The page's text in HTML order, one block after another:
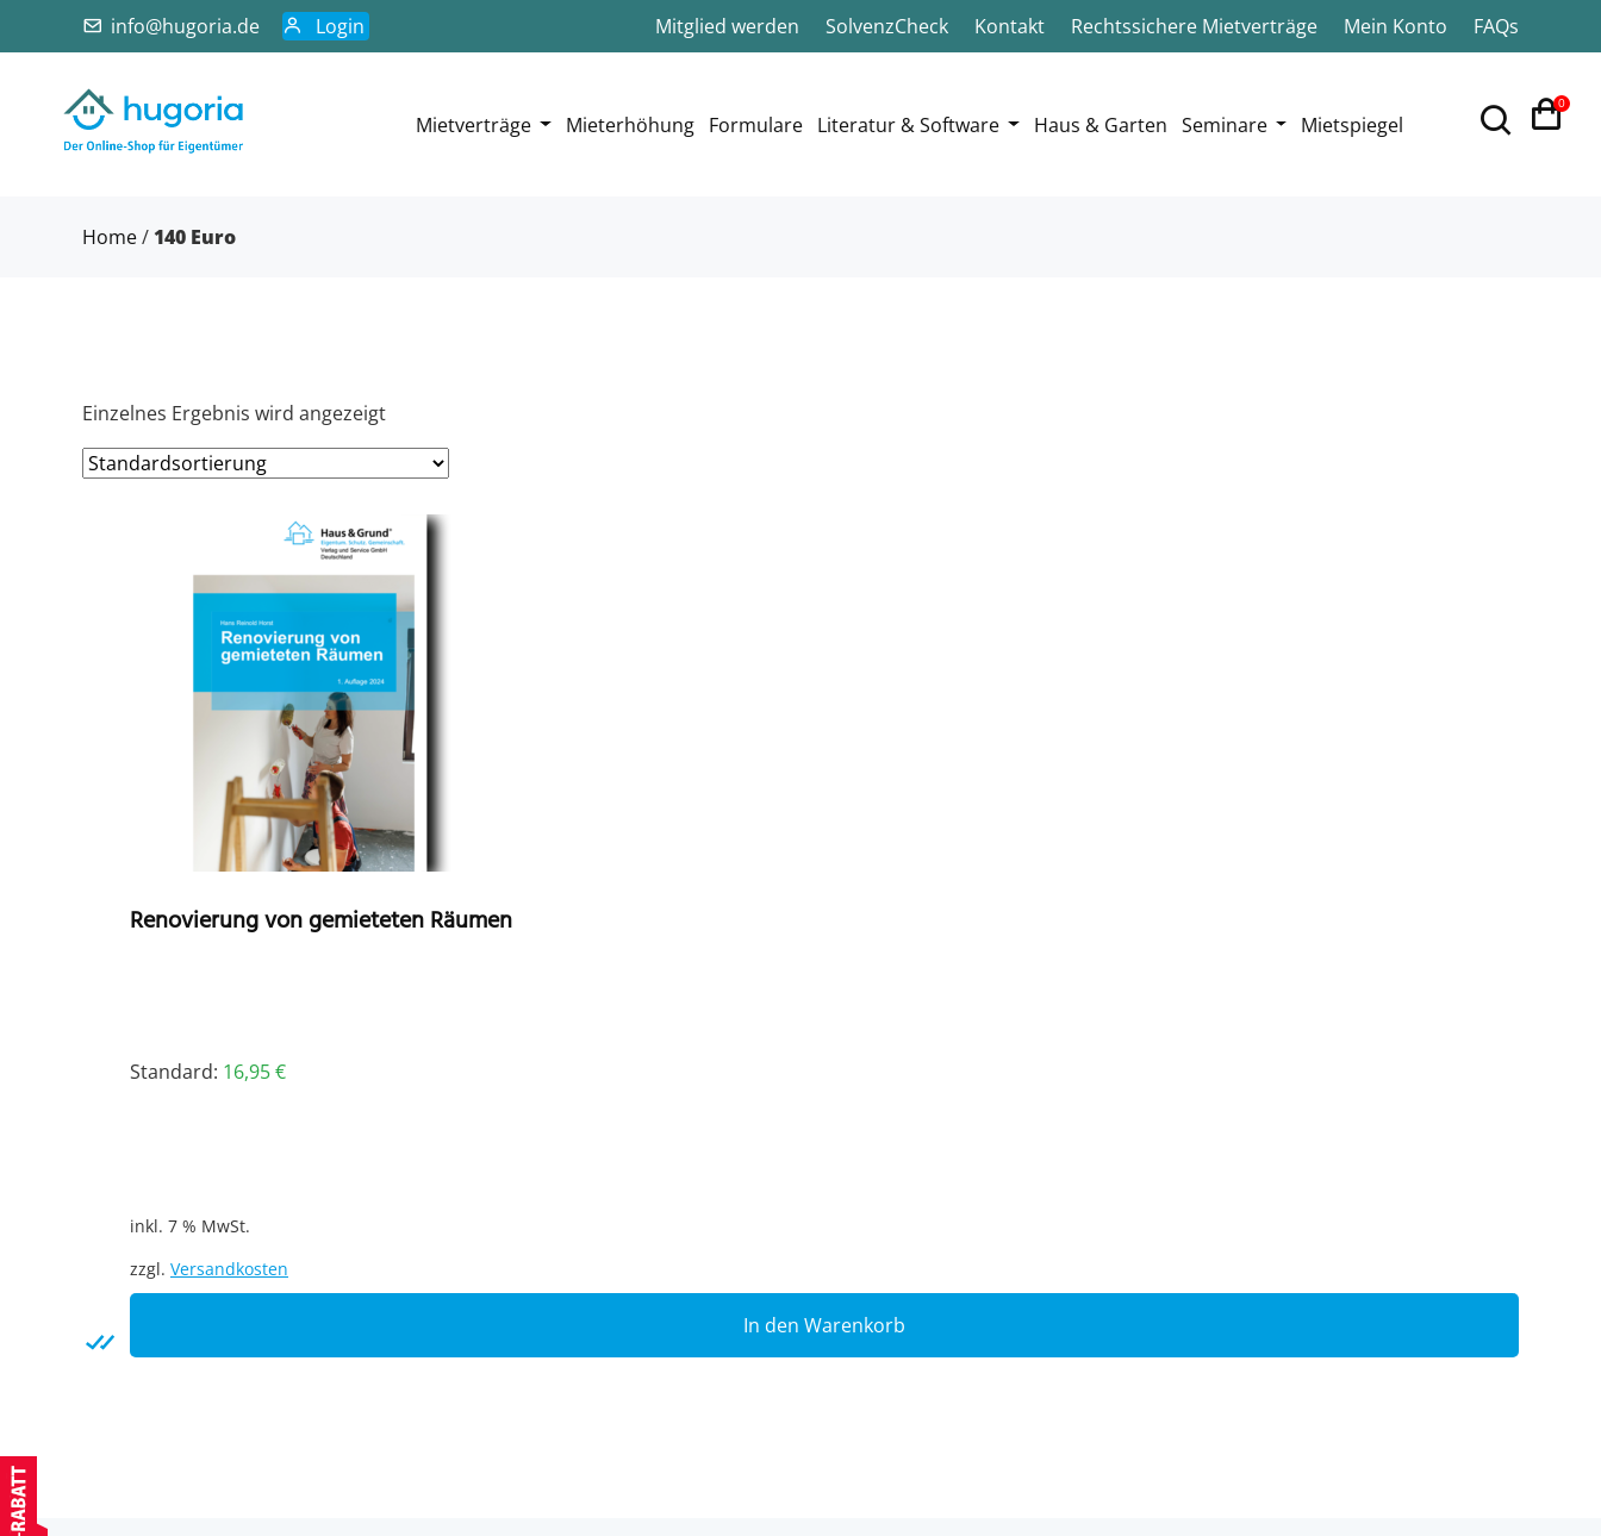
info@hugoria.de Login Mitglied werden SolvenzCheck Kontakt Rechtssichere Mietverträge Mein Konto FAQs
Mietverträge Mieterhöhung Formulare Literatur & Software Haus & Garten Seminare Mietspiegel
0
Home/ 140 Euro
Einzelnes Ergebnis wird angezeigt
Renovierung von gemieteten Räumen
Standard: 16,95€
inkl. 7 % MwSt.
zzgl. Versandkosten
In den Warenkorb